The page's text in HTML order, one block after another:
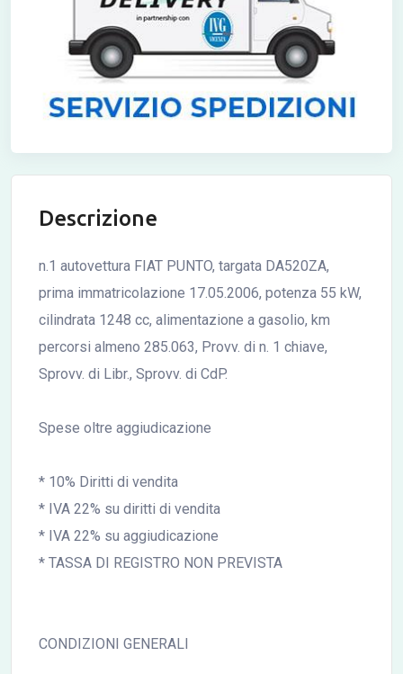
Descrizione
n.1 autovettura FIAT PUNTO, targata DA520ZA,
prima immatricolazione 17.05.2006, potenza 55 kW,
cilindrata 1248 cc, alimentazione a gasolio, km
percorsi almeno 285.063, Provv. di n. 1 chiave,
Sprovv. di Libr., Sprovv. di CdP.
Spese oltre aggiudicazione
* 10% Diritti di vendita
* IVA 22% su diritti di vendita
* IVA 22% su aggiudicazione
* TASSA DI REGISTRO NON PREVISTA
CONDIZIONI GENERALI